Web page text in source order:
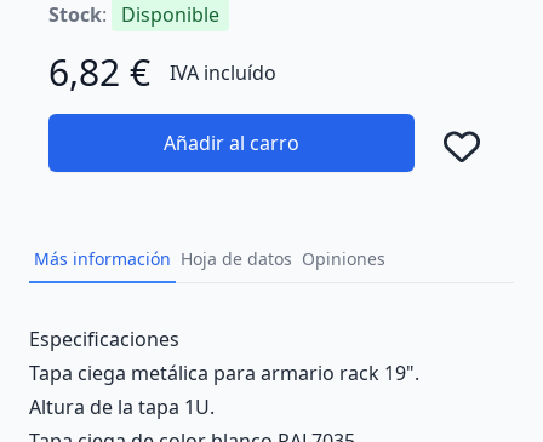
Stock: Disponible
6,82 € IVA incluído
Añadir al carro
Más información Hoja de datos Opiniones
Description
Especificaciones
Tapa ciega metálica para armario rack 19".
Altura de la tapa 1U.